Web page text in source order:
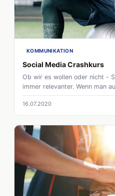
KOMMUNIKATION
Social Media Crashkurs
Ob wir es wollen oder nicht -
immer relevanter. Wenn man
möchte ist es hilfreich online
Reichweite können Sponsoren
oder du kannst sie
16.07.2020